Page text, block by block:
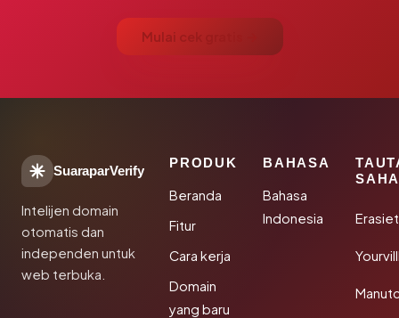
Mulai cek gratis →
SuaraparVerify
Intelijen domain
otomatis dan
independen untuk
web terbuka.
PRODUK
Beranda
Fitur
Cara kerja
Domain
yang baru
BAHASA
Bahasa
Indonesia